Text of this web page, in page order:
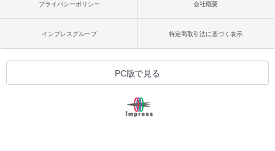
プライバシーポリシー 会社概要
インプレスグループ 特定商取引法に基づく表示
PC版で見る